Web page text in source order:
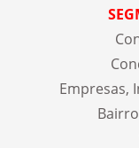
Empresas,